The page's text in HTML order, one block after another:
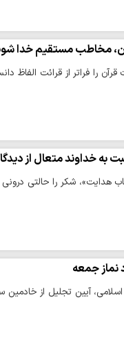
مخاطب مستقیم خدا
را فراتر از قرائت
به خداوند متعال از
شکر را حالتی درونی و
نماز جمعه
آیین تجلیل از